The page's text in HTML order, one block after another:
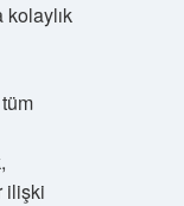
kolaylık
ilişki